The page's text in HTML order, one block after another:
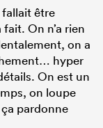
fallait être
On n’a rien
on a
hyper
On est un
on loupe
pardonne